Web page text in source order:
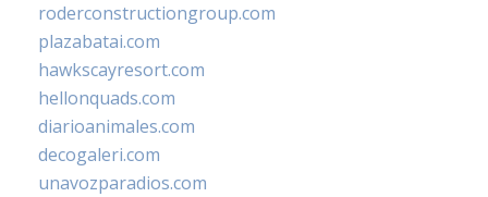
roderconstructiongroup.com
plazabatai.com
hawkscayresort.com
hellonquads.com
diarioanimales.com
decogaleri.com
unavozparadios.com